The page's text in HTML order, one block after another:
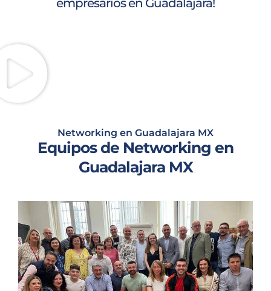
Networking en Guadalajara MX
Equipos de Networking en
Guadalajara MX